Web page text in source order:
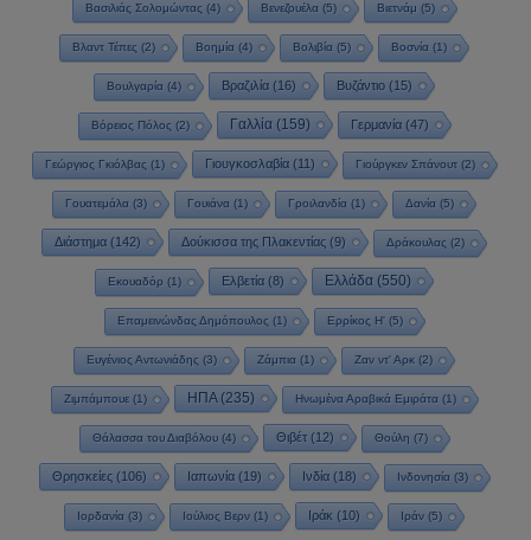
Βασιλιάς Σολομώντας (4) Βενεζουέλα(5) Βιετνάμ (5)
Βλαντ Τέπες (2) Βοημία (4) Βολιβία (5) Βοσνία (1)
Βουλγαρία (4) Βραζιλία (16) Βυζάντιο (15)
Βόρειος Πόλος (2) Γαλλία(159) Γερμανία(47)
Γεώργιος Γκιόλβας (1) Γιουγκοσλαβία(11) Γιούργκεν Σπάνουτ(2)
Γουατεμάλα (3) Γουιάνα (1) Γροιλανδία (1) Δανία (5)
Διάστημα (142) Δούκισσα της Πλακεντίας (9) Δράκουλας (2)
Εκουαδόρ (1) Ελβετία (8) Ελλάδα (550)
Επαμεινώνδας Δημόπουλος (1) Ερρίκος Η'(5)
Ευγένιος Αντωνιάδης (3) Ζάμπια (1) Ζαν ντ' Αρκ (2)
Ζιμπάμπουε(1) ΗΠΑ(235) Ηνωμένα Αραβικά Εμιράτα(1)
Θάλασσα του Διαβόλου(4) Θιβέτ(12) Θούλη (7)
Θρησκείες(106) Ιαπωνία(19) Ινδία(18) Ινδονησία(3)
Ιορδανία (3) Ιούλιος Βερν (1) Ιράκ (10) Ιράν (5)